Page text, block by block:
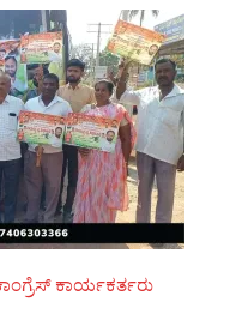
ಕಾರ್ಯಕರ್ತರು